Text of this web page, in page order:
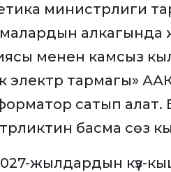
министрлиги
алкагында
менен камсыз
электр тармагы»
сатып алат.
басма сөз
жылдардын күз-